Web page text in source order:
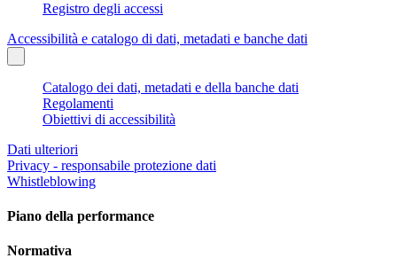
Registro degli accessi
Accessibilità e catalogo di dati, metadati e banche dati
Catalogo dei dati, metadati e della banche dati
Regolamenti
Obiettivi di accessibilità
Dati ulteriori
Privacy - responsabile protezione dati
Whistleblowing
Piano della performance
Normativa